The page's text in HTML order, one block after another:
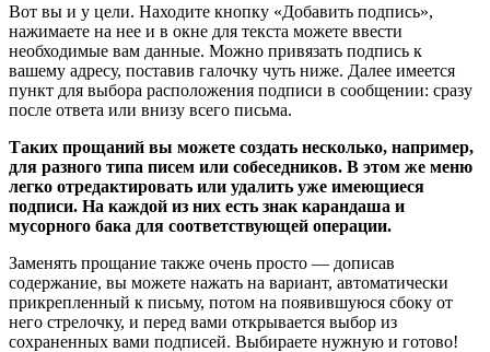
Вот вы и у цели. Находите кнопку «Добавить подпись»,
нажимаете на нее и в окне для текста можете ввести
необходимые вам данные. Можно привязать подпись к
вашему адресу, поставив галочку чуть ниже. Далее имеется
пункт для выбора расположения подписи в сообщении: сразу
после ответа или внизу всего письма.
Таких прощаний вы можете создать несколько, например,
для разного типа писем или собеседников. В этом же меню
легко отредактировать или удалить уже имеющиеся
подписи. На каждой из них есть знак карандаша и
мусорного бака для соответствующей операции.
Заменять прощание также очень просто — дописав
содержание, вы можете нажать на вариант, автоматически
прикрепленный к письму, потом на появившуюся сбоку от
него стрелочку, и перед вами открывается выбор из
сохраненных вами подписей. Выбираете нужную и готово!